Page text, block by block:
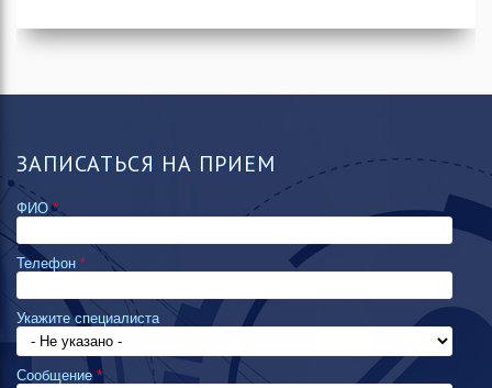
ЗАПИСАТЬСЯ НА ПРИЕМ
ФИО*
Телефон *
Укажите специалиста
Сообщение *